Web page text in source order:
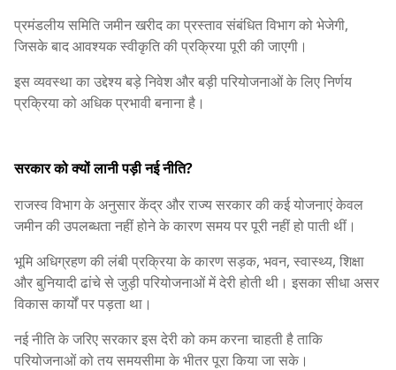
प्रमंडलीय समिति जमीन खरीद का प्रस्ताव संबंधित विभाग को भेजेगी,
जिसके बाद आवश्यक स्वीकृति की प्रक्रिया पूरी की जाएगी।
इस व्यवस्था का उद्देश्य बड़े निवेश और बड़ी परियोजनाओं के लिए निर्णय
प्रक्रिया को अधिक प्रभावी बनाना है।
सरकार को क्यों लानी पड़ी नई नीति?
राजस्व विभाग के अनुसार केंद्र और राज्य सरकार की कई योजनाएं केवल
जमीन की उपलब्धता नहीं होने के कारण समय पर पूरी नहीं हो पाती थीं।
भूमि अधिग्रहण की लंबी प्रक्रिया के कारण सड़क, भवन, स्वास्थ्य, शिक्षा
और बुनियादी ढांचे से जुड़ी परियोजनाओं में देरी होती थी। इसका सीधा असर
विकास कार्यों पर पड़ता था।
नई नीति के जरिए सरकार इस देरी को कम करना चाहती है ताकि
परियोजनाओं को तय समयसीमा के भीतर पूरा किया जा सके।